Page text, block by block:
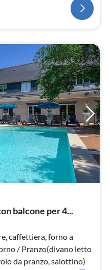
balcone per 4...
caffettiera, forno a
/ Pranzo(divano letto
da pranzo, salottino)